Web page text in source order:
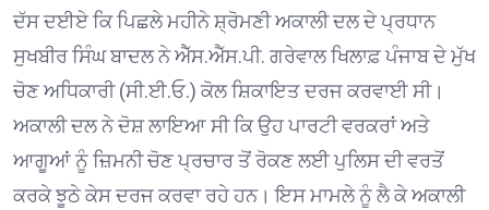
ਦੱਸ ਦਈਏ ਕਿ ਪਿਛਲੇ ਮਹੀਨੇ ਸ਼੍ਰੋਮਣੀ ਅਕਾਲੀ ਦਲ ਦੇ ਪ੍ਰਧਾਨ
ਸੁਖਬੀਰ ਸਿੰਘ ਬਾਦਲ ਨੇ ਐੱਸ.ਐੱਸ.ਪੀ. ਗਰੇਵਾਲ ਖਿਲਾਫ਼ ਪੰਜਾਬ ਦੇ ਮੁੱਖ
ਚੋਣ ਅਧਿਕਾਰੀ (ਸੀ.ਈ.ਓ.) ਕੋਲ ਸ਼ਿਕਾਇਤ ਦਰਜ ਕਰਵਾਈ ਸੀ।
ਅਕਾਲੀ ਦਲ ਨੇ ਦੋਸ਼ ਲਾਇਆ ਸੀ ਕਿ ਉਹ ਪਾਰਟੀ ਵਰਕਰਾਂ ਅਤੇ
ਆਗੂਆਂ ਨੂੰ ਜ਼ਿਮਨੀ ਚੋਣ ਪ੍ਰਚਾਰ ਤੋਂ ਰੋਕਣ ਲਈ ਪੁਲਿਸ ਦੀ ਵਰਤੋਂ
ਕਰਕੇ ਝੂਠੇ ਕੇਸ ਦਰਜ ਕਰਵਾ ਰਹੇ ਹਨ। ਇਸ ਮਾਮਲੇ ਨੂੰ ਲੈ ਕੇ ਅਕਾਲੀ